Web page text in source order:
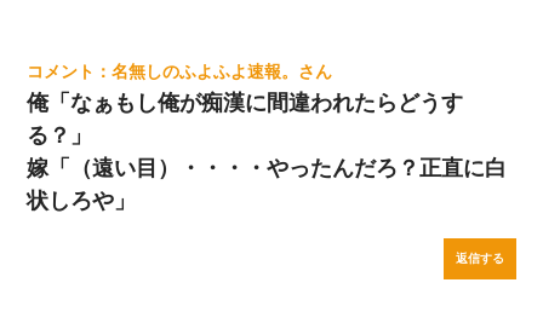
名無しのふよふよ速報。
俺「なぁもし俺が痴漢に間違われたらどうす
る？」
嫁「（遠い目）・・・・やったんだろ？正直に白
状しろや」
返信する